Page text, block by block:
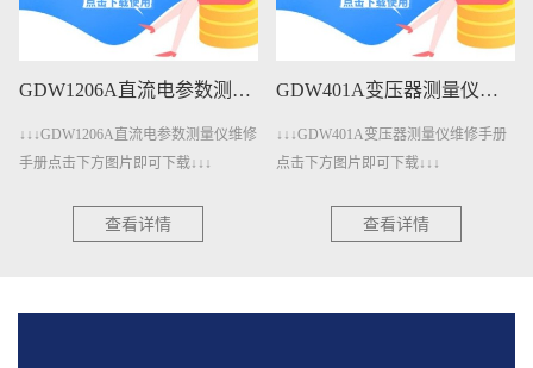
GDW1206A直流电参数测量仪维修手册下载
↓↓↓GDW1206A直流电参数测量仪维修
手册点击下方图片即可下载↓↓↓
查看详情
GDW401A变压器测量仪维修手册下载
↓↓↓GDW401A变压器测量仪维修手册
点击下方图片即可下载↓↓↓
查看详情